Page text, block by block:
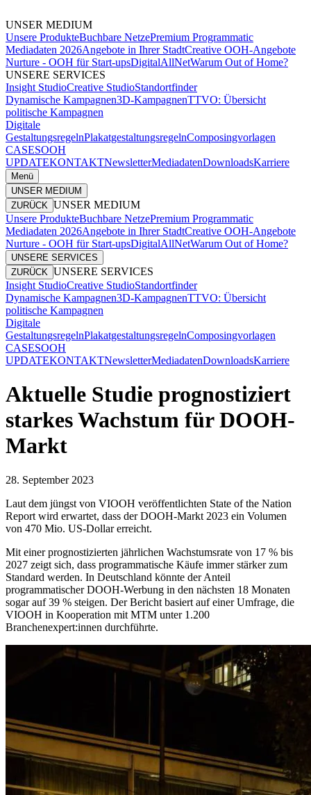
UNSER MEDIUM
Unsere ProdukteBuchbare NetzePremium Programmatic
Mediadaten 2026Angebote in Ihrer StadtCreative OOH-Angebote
Nurture - OOH für Start-upsDigitalAllNetWarum Out of Home?
UNSERE SERVICES
Insight StudioCreative StudioStandortfinder
Dynamische Kampagnen3D-KampagnenTTVO: Übersicht
politische Kampagnen
Digitale
GestaltungsregelnPlakatgestaltungsregelnComposingvorlagen
CASESOOH
UPDATEKONTAKTNewsletterMediadatenDownloadsKarriere
Menü
UNSER MEDIUM
ZURÜCK UNSER MEDIUM
Unsere ProdukteBuchbare NetzePremium Programmatic
Mediadaten 2026Angebote in Ihrer StadtCreative OOH-Angebote
Nurture - OOH für Start-upsDigitalAllNetWarum Out of Home?
UNSERE SERVICES
ZURÜCK UNSERE SERVICES
Insight StudioCreative StudioStandortfinder
Dynamische Kampagnen3D-KampagnenTTVO: Übersicht
politische Kampagnen
Digitale
GestaltungsregelnPlakatgestaltungsregelnComposingvorlagen
CASESOOH
UPDATEKONTAKTNewsletterMediadatenDownloadsKarriere
Aktuelle Studie prognostiziert
starkes Wachstum für DOOH-
Markt
28. September 2023
Laut dem jüngst von VIOOH veröffentlichten State of the Nation
Report wird erwartet, dass der DOOH-Markt 2023 ein Volumen
von 470 Mio. US-Dollar erreicht.
Mit einer prognostizierten jährlichen Wachstumsrate von 17 % bis
2027 zeigt sich, dass programmatische Käufe immer stärker zum
Standard werden. In Deutschland könnte der Anteil
programmatischer DOOH-Werbung in den nächsten 18 Monaten
sogar auf 39 % steigen. Der Bericht basiert auf einer Umfrage, die
VIOOH in Kooperation mit MTM unter 1.200
Branchenexpert:innen durchführte.